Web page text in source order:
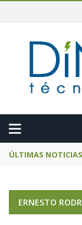
ÚLTIMAS NOTICIAS
ERNESTO